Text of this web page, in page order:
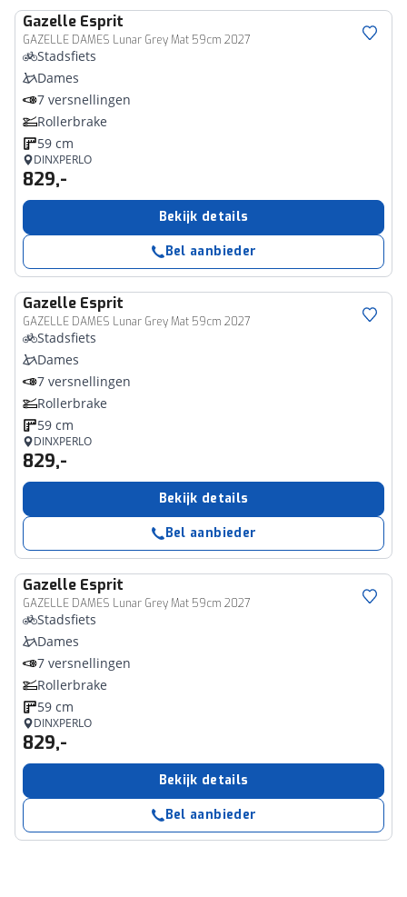
Gazelle Esprit
GAZELLE DAMES Lunar Grey Mat 59cm 2027
Stadsfiets
Dames
7 versnellingen
Rollerbrake
59 cm
DINXPERLO
829,-
Bekijk details
Bel aanbieder
Gazelle Esprit
GAZELLE DAMES Lunar Grey Mat 59cm 2027
Stadsfiets
Dames
7 versnellingen
Rollerbrake
59 cm
DINXPERLO
829,-
Bekijk details
Bel aanbieder
Gazelle Esprit
GAZELLE DAMES Lunar Grey Mat 59cm 2027
Stadsfiets
Dames
7 versnellingen
Rollerbrake
59 cm
DINXPERLO
829,-
Bekijk details
Bel aanbieder